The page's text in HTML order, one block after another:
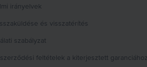
irányelvek
és visszatérítés
szabályzat
feltételek a kiterjesztett